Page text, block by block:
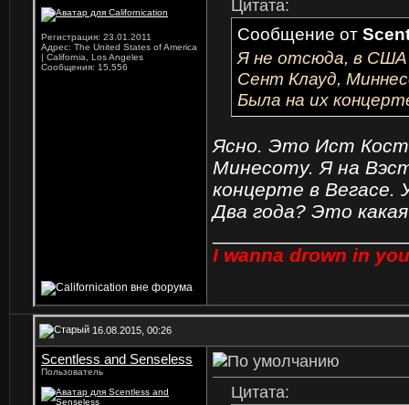
Регистрация: 23.01.2011
Адрес: The United States of America
| California, Los Angeles
Сообщения: 15,556
Цитата:
Сообщение от
Я не отсюда, в США
Сент Клауд,
Была на их
Ясно. Это Ист Кост
Минесоту. Я на
концерте в
Два года? Это
I wanna drown in
16.08.2015, 00:26
Scentless and Senseless
Пользователь
Цитата: